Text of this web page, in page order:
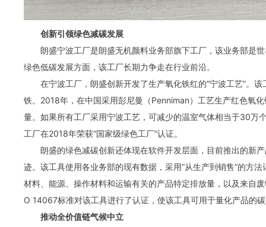
创新引领绿色减碳发展
朗盛宁波工厂是朗盛无机颜料业务部旗下工厂，该业务部是
绿色低碳发展方面，该工厂长期力争走在行业前沿。
在宁波工厂，朗盛创新开发了生产氧化铁红的“宁波工艺”。
铁。2018年，在中国采用彭尼曼（Penniman）工艺生产红色氧
量。如果所有工厂采用宁波工艺，可减少的温室气体相当于30万
工厂在2018年荣获“国家级绿色工厂”认证。
朗盛的绿色减碳创新还体现在软件开发层面，目前推出的新
迹。该工具使用各业务部的现有数据，采用“从生产到销售”的方
材料、能源、操作材料和运输有关的产品特定排放量，以及来自
O 14067标准对该工具进行了认证，使该工具可用于量化产品的
推动全价值链气候中立